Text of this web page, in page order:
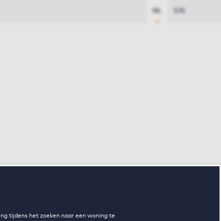
tijdens het zoeken naar een woning te
NL EN